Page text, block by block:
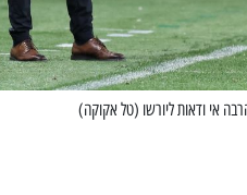
אי ודאות ליורשו (טל אקוקה)